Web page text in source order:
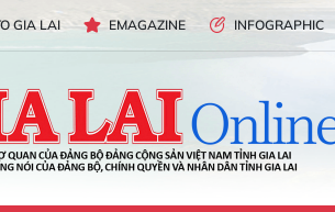
GIA LAI EMAGAZINE INFOGRAPHIC